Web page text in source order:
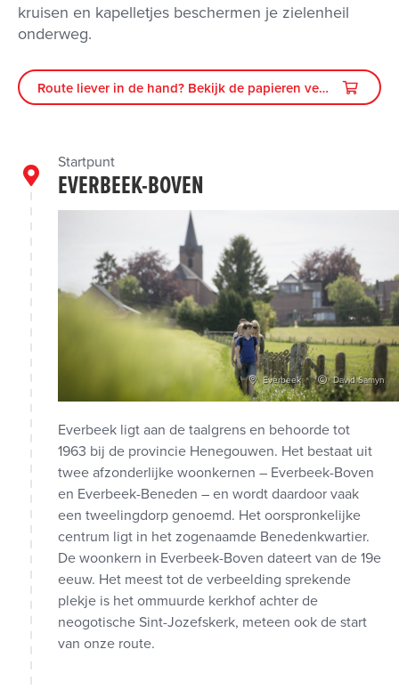
kruisen en kapelletjes beschermen je zielenheil
onderweg.
Route liever in de hand? Bekijk de papieren versie
Startpunt
EVERBEEK-BOVEN
Everbeek David Samyn
Everbeek ligt aan de taalgrens en behoorde tot
1963 bij de provincie Henegouwen. Het bestaat uit
twee afzonderlijke woonkernen – Everbeek-Boven
en Everbeek-Beneden – en wordt daardoor vaak
een tweelingdorp genoemd. Het oorspronkelijke
centrum ligt in het zogenaamde Benedenkwartier.
De woonkern in Everbeek-Boven dateert van de 19e
eeuw. Het meest tot de verbeelding sprekende
plekje is het ommuurde kerkhof achter de
neogotische Sint-Jozefskerk, meteen ook de start
van onze route.